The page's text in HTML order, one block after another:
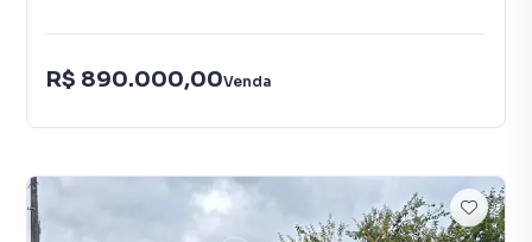
R$ 890.000,00Venda